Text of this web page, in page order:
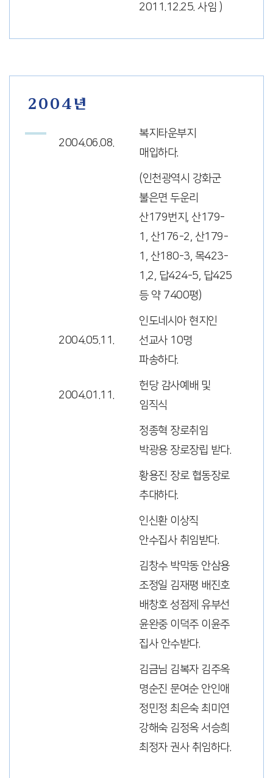
2011.12.25. 사임 )
2004년
2004.06.08.
복지타운부지
매입하다.
(인천광역시 강화군
불은면 두운리
산179번지, 산179-
1, 산176-2, 산179-
1, 산180-3, 목423-
1,2, 답424-5, 답425
등 약 7400평)
2004.05.11.
인도네시아 현지인
선교사 10명
파송하다.
2004.01.11.
헌당 감사예배 및
임직식
정종혁 장로취임
박광용 장로장립 받다.
황용진 장로 협동장로
추대하다.
인신환 이상직
안수집사 취임받다.
김창수 박막동 안삼용
조정일 김재평 배진호
배창호 성점제 유부선
윤완중 이덕주 이윤주
집사 안수받다.
김금님 김복자 김주옥
명순진 문여순 안인애
정민정 최은숙 최미연
강해숙 김정옥 서승희
최정자 권사 취임하다.